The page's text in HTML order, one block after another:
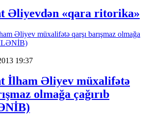
Əliyevdən «qara ritorika»
19:37
İlham Əliyev müxalifətə
olmağa çağırıb